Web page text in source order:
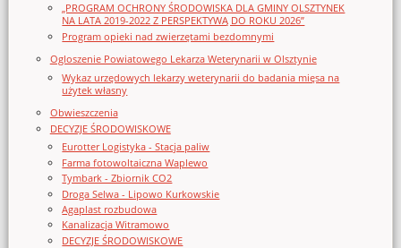
„PROGRAM OCHRONY ŚRODOWISKA DLA GMINY OLSZTYNEK
NA LATA 2019-2022 Z PERSPEKTYWĄ DO ROKU 2026”
Program opieki nad zwierzętami bezdomnymi
Ogloszenie Powiatowego Lekarza Weterynarii w Olsztynie
Wykaz urzędowych lekarzy weterynarii do badania mięsa na
użytek własny
Obwieszczenia
DECYZJE ŚRODOWISKOWE
Eurotter Logistyka - Stacja paliw
Farma fotowoltaiczna Waplewo
Tymbark - Zbiornik CO2
Droga Selwa - Lipowo Kurkowskie
Agaplast rozbudowa
Kanalizacja Witramowo
DECYZJE ŚRODOWISKOWE